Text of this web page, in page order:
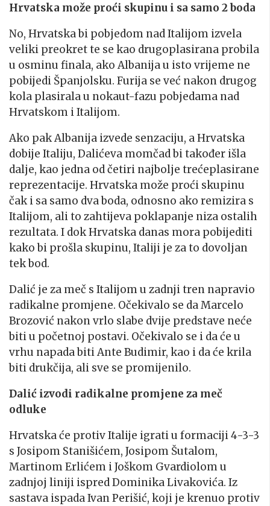
Hrvatska može proći skupinu i sa samo 2 boda
No, Hrvatska bi pobjedom nad Italijom izvela
veliki preokret te se kao drugoplasirana probila
u osminu finala, ako Albanija u isto vrijeme ne
pobijedi Španjolsku. Furija se već nakon drugog
kola plasirala u nokaut-fazu pobjedama nad
Hrvatskom i Italijom.
Ako pak Albanija izvede senzaciju, a Hrvatska
dobije Italiju, Dalićeva momčad bi također išla
dalje, kao jedna od četiri najbolje trećeplasirane
reprezentacije. Hrvatska može proći skupinu
čak i sa samo dva boda, odnosno ako remizira s
Italijom, ali to zahtijeva poklapanje niza ostalih
rezultata. I dok Hrvatska danas mora pobijediti
kako bi prošla skupinu, Italiji je za to dovoljan
tek bod.
Dalić je za meč s Italijom u zadnji tren napravio
radikalne promjene. Očekivalo se da Marcelo
Brozović nakon vrlo slabe dvije predstave neće
biti u početnoj postavi. Očekivalo se i da će u
vrhu napada biti Ante Budimir, kao i da će krila
biti drukčija, ali sve se promijenilo.
Dalić izvodi radikalne promjene za meč
odluke
Hrvatska će protiv Italije igrati u formaciji 4-3-3
s Josipom Stanišićem, Josipom Šutalom,
Martinom Erlićem i Joškom Gvardiolom u
zadnjoj liniji ispred Dominika Livakovića. Iz
sastava ispada Ivan Perišić, koji je krenuo protiv